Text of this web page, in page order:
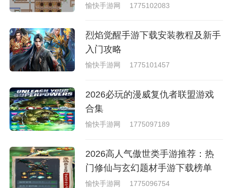
愉快手游网 1775102083
烈焰觉醒手游下载安装教程及新手
入门攻略
愉快手游网 1775101457
2026必玩的漫威复仇者联盟游戏
合集
愉快手游网 1775097189
2026高人气傲世类手游推荐：热
门修仙与玄幻题材手游下载榜单
愉快手游网 1775096754